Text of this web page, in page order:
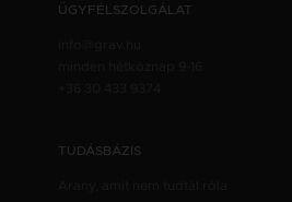
ÜGYFÉLSZOLGÁLAT
TUDÁSBÁZIS